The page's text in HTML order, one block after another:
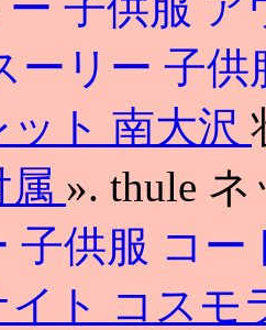
ーリー 子
ット 南大沢
属 ». thule
子供服 コ
イト コスモ